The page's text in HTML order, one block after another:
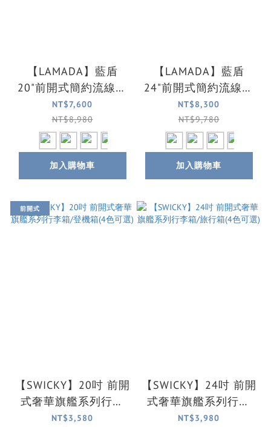
【LAMADA】藍盾
20"前開式簡約流線框
箱/行李箱/旅行箱/登
機箱(4色可選)
NT$7,600
NT$8,980
加入購物車
【LAMADA】藍盾
24"前開式簡約流線框
箱/行李箱/旅行箱(4色
可選)
NT$8,300
NT$9,780
加入購物車
前開式
【SWICKY】20吋 前開
式奢華旗艦系列行李
箱/登機箱(4色可選)
NT$3,580
【SWICKY】24吋 前開
式奢華旗艦系列行李
箱/旅行箱(4色可選)
NT$3,980